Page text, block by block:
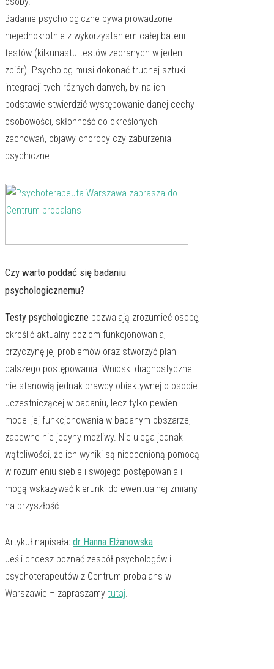
Badanie psychologiczne bywa prowadzone
niejednokrotnie z wykorzystaniem całej baterii
testów (kilkunastu testów zebranych w jeden
zbiór). Psycholog musi dokonać trudnej sztuki
integracji tych różnych danych, by na ich
podstawie stwierdzić występowanie danej cechy
osobowości, skłonność do określonych
zachowań, objawy choroby czy zaburzenia
psychiczne.
Czy warto poddać się badaniu
psychologicznemu?
Testy psychologiczne pozwalają zrozumieć osobę,
określić aktualny poziom funkcjonowania,
przyczynę jej problemów oraz stworzyć plan
dalszego postępowania. Wnioski diagnostyczne
nie stanowią jednak prawdy obiektywnej o osobie
uczestniczącej w badaniu, lecz tylko pewien
model jej funkcjonowania w badanym obszarze,
zapewne nie jedyny możliwy. Nie ulega jednak
wątpliwości, że ich wyniki są nieocenioną pomocą
w rozumieniu siebie i swojego postępowania i
mogą wskazywać kierunki do ewentualnej zmiany
na przyszłość.
Artykuł napisała: dr Hanna Elżanowska
Jeśli chcesz poznać zespół psychologów i
psychoterapeutów z Centrum probalans w
Warszawie – zapraszamy tutaj.